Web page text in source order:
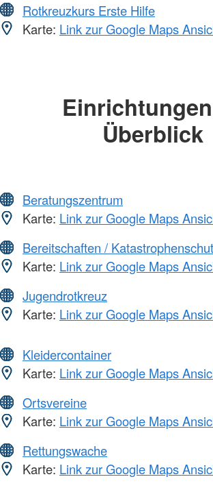
Rotkreuzkurs Erste Hilfe
Karte: Link zur Google Maps
Überblick
Beratungszentrum
Karte: Link zur Google Maps
Bereitschaften /
Karte: Link zur Google Maps
Jugendrotkreuz
Karte: Link zur Google Maps
Kleidercontainer
Karte: Link zur Google Maps
Ortsvereine
Karte: Link zur Google Maps
Rettungswache
Karte: Link zur Google Maps